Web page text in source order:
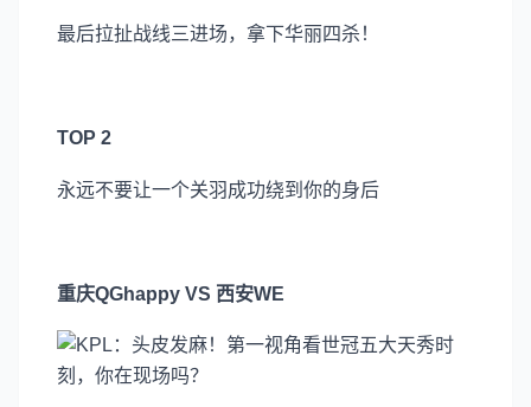
最后拉扯战线三进场，拿下华丽四杀！
TOP 2
永远不要让一个关羽成功绕到你的身后
重庆QGhappy VS 西安WE